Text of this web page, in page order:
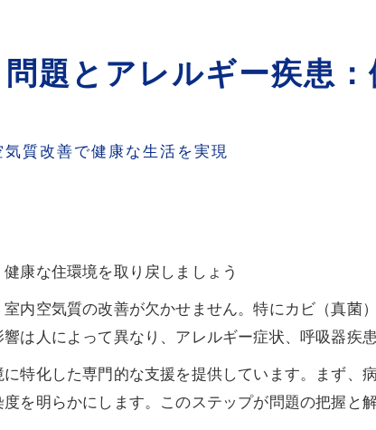
題とアレルギー疾患
質改善で健康な生活を実現
康な住環境を取り戻しましょう
内空気質の改善が欠かせません。特にカビ（真菌
は人によって異なり、アレルギー症状、呼吸器疾
特化した専門的な支援を提供しています。まず、
を明らかにします。このステップが問題の把握と